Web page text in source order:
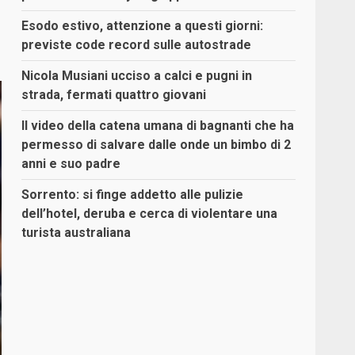
Esodo estivo, attenzione a questi giorni:
previste code record sulle autostrade
Nicola Musiani ucciso a calci e pugni in
strada, fermati quattro giovani
Il video della catena umana di bagnanti che ha
permesso di salvare dalle onde un bimbo di 2
anni e suo padre
Sorrento: si finge addetto alle pulizie
dell’hotel, deruba e cerca di violentare una
turista australiana